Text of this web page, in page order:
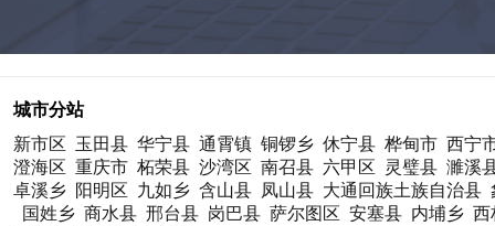
城市分站
新市区 玉田县 华宁县 通霄镇 铜锣乡 休宁县 桦甸市 西宁
澄海区 重庆市 柘荣县 沙湾区 南召县 六甲区 灵璧县 濉溪
卓溪乡 阳明区 九如乡 含山县 凤山县 大通回族土族自治县
国姓乡 商水县 邢台县 岗巴县 萨尔图区 安塞县 内埔乡 西